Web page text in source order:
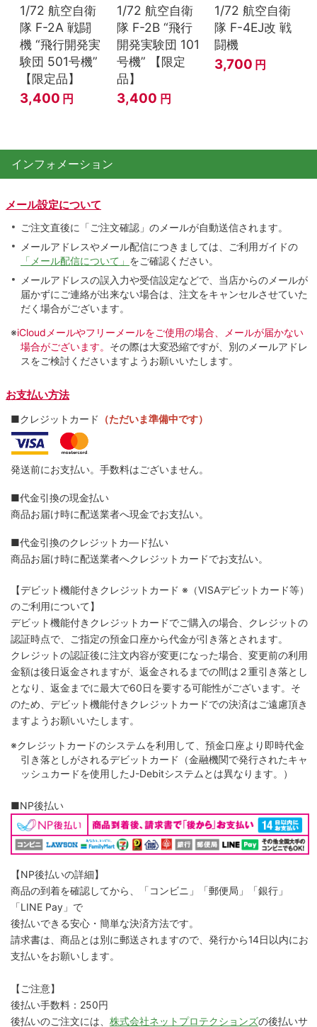
1/72 航空自衛
隊 F-2A 戦闘
機 “飛行開発実
験団 501号機”
【限定品】
3,400 円
1/72 航空自衛
隊 F-2B “飛行
開発実験団 101
号機” 【限定
品】
3,400 円
1/72 航空自衛
隊 F-4EJ改 戦
闘機
3,700 円
インフォメーション
メール設定について
ご注文直後に「ご注文確認」のメールが自動送信されます。
メールアドレスやメール配信につきましては、ご利用ガイドの
「メール配信について」 をご確認ください。
メールアドレスの誤入力や受信設定などで、当店からのメールが
届かずにご連絡が出来ない場合は、注文をキャンセルさせていた
だく場合がございます。
※iCloudメールやフリーメールをご使用の場合、メールが届かない
場合がございます。 その際は大変恐縮ですが、別のメールアドレ
スをご検討くださいますようお願いいたします。
お支払い方法
■クレジットカード （ただいま準備中です）
発送前にお支払い。手数料はございません。
■代金引換の現金払い
商品お届け時に配送業者へ現金でお支払い。
■代金引換のクレジットカ―ド払い
商品お届け時に配送業者へクレジットカードでお支払い。
【デビット機能付きクレジットカード ※（VISAデビットカード等）
のご利用について】
デビット機能付きクレジットカードでご購入の場合、クレジットの
認証時点で、ご指定の預金口座から代金が引き落とされます。
クレジットの認証後に注文内容が変更になった場合、変更前の利用
金額は後日返金されますが、返金されるまでの間は２重引き落とし
となり、返金までに最大で60日を要する可能性がございます。そ
のため、デビット機能付きクレジットカードでの決済はご遠慮頂き
ますようお願いいたします。
※クレジットカードのシステムを利用して、預金口座より即時代金
引き落としがされるデビットカード（金融機関で発行されたキャ
ッシュカードを使用したJ-Debitシステムとは異なります。）
■NP後払い
【NP後払いの詳細】
商品の到着を確認してから、「コンビニ」「郵便局」「銀行」
「LINE Pay」で
後払いできる安心・簡単な決済方法です。
請求書は、商品とは別に郵送されますので、発行から14日以内にお
支払いをお願いします。
【ご注意】
後払い手数料：250円
後払いのご注文には、 株式会社ネットプロテクションズの後払いサ